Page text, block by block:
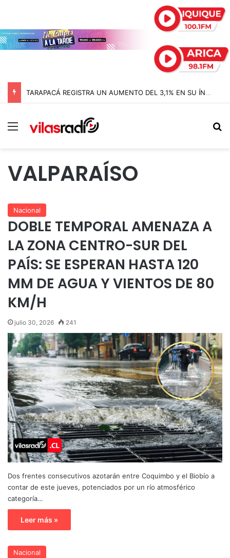
TARAPACÁ REGISTRA UN AUMENTO DEL 3,1% EN SU ÍNDICE DE PRODUCCIÓN MINERA
Menú
VALPARAÍSO
Nacional
DOBLE TEMPORAL AMENAZA A
LA ZONA CENTRO-SUR DEL
PAÍS: SE ESPERAN HASTA 120
MM DE AGUA Y VIENTOS DE 80
KM/H
julio 30, 2026 241
Dos frentes consecutivos azotarán entre Coquimbo y el Biobío a
contar de este jueves, potenciados por un río atmosférico
categoría…
Leer más »
Nacional